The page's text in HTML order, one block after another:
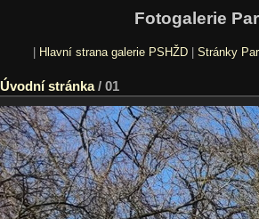
Fotogalerie
Hlavní strana galerie PSHŽD| Stránky
Úvodní stránka/ 01